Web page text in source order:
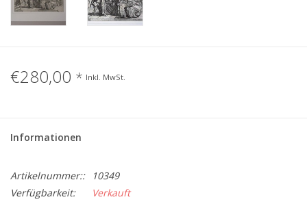
Varia & Rara
€280,00 * Inkl. MwSt.
Informationen
Artikelnummer::
10349
Verfügbarkeit:
Verkauft